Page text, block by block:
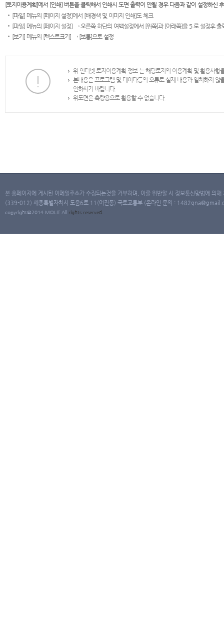
[토지이용계획]에서 [인쇄] 버튼을 클릭해서 인쇄시 도면 출력이 안될 경우 다음과 같이 설정하신
[파일] 메뉴의 [페이지 설정]에서 [배경색 및 이미지 인쇄]도 체크
[파일] 메뉴의 [페이지 설정] → 오른쪽 하단의 여백설정에서 [위쪽]과 [아래쪽]을 5 로 설정후 출
[보기] 메뉴의 [텍스트크기] → [보통]으로 설정
위 인터넷 토지이용계획 정보 는 해당토지의 이용계획 및 활용사
본내용은 프로그램 및 데이타등의 오류로 실제 내용과 일치하지
인하시기 바랍니다.
위도면은 측량용으로 활용할 수 없습니다.
본 홈페이지에 게시된 이메일주소가 수집되는것을 거부하며, 이를 위반할 시 정보통신망법에 의
(339-012) 세종특별자치시 도움6로 11(어진동) 국토교통부 (온라인 문의 :
copyright@2014 MOLIT All rights reserved.